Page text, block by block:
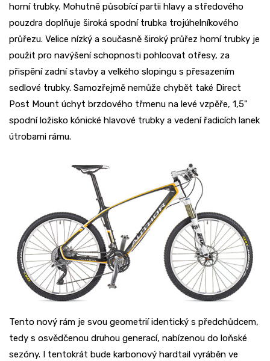
horní trubky. Mohutně působící partii hlavy a středového
pouzdra doplňuje široká spodní trubka trojúhelníkového
průřezu. Velice nízký a současně široký průřez horní trubky je
použit pro navýšení schopnosti pohlcovat otřesy, za
přispění zadní stavby a velkého slopingu s přesazením
sedlové trubky. Samozřejmě nemůže chybět také Direct
Post Mount úchyt brzdového třmenu na levé vzpěře, 1,5"
spodní ložisko kónické hlavové trubky a vedení řadicích lanek
útrobami rámu.
Tento nový rám je svou geometrií identický s předchůdcem,
tedy s osvědčenou druhou generací, nabízenou do loňské
sezóny. I tentokrát bude karbonový hardtail vyráběn ve